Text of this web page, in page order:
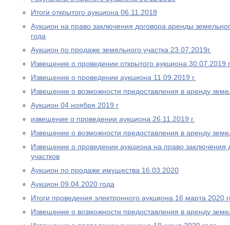
Итоги открытого аукциона 06.11.2018
Аукцион на право заключения договора аренды
года
Аукцион по продаже земельного участка 23.07.2019г.
Извещение о проведении открытого аукциона 30.07.2019
Извещение о проведении аукциона 11.09.2019 г.
Извещение о возможности предоставления в аренду
Аукцион 04 ноября 2019 г
извещение о проведении аукциона 26.11.2019 г.
Извещение о возможности предоставления в аренду
Извещение о проведении аукциона на право заключения
участков
Аукцион по продаже имущества 16.03.2020
Аукцион 09.04.2020 года
Итоги проведения электронного аукциона 16 марта
Извещение о возможности предоставления в аренду